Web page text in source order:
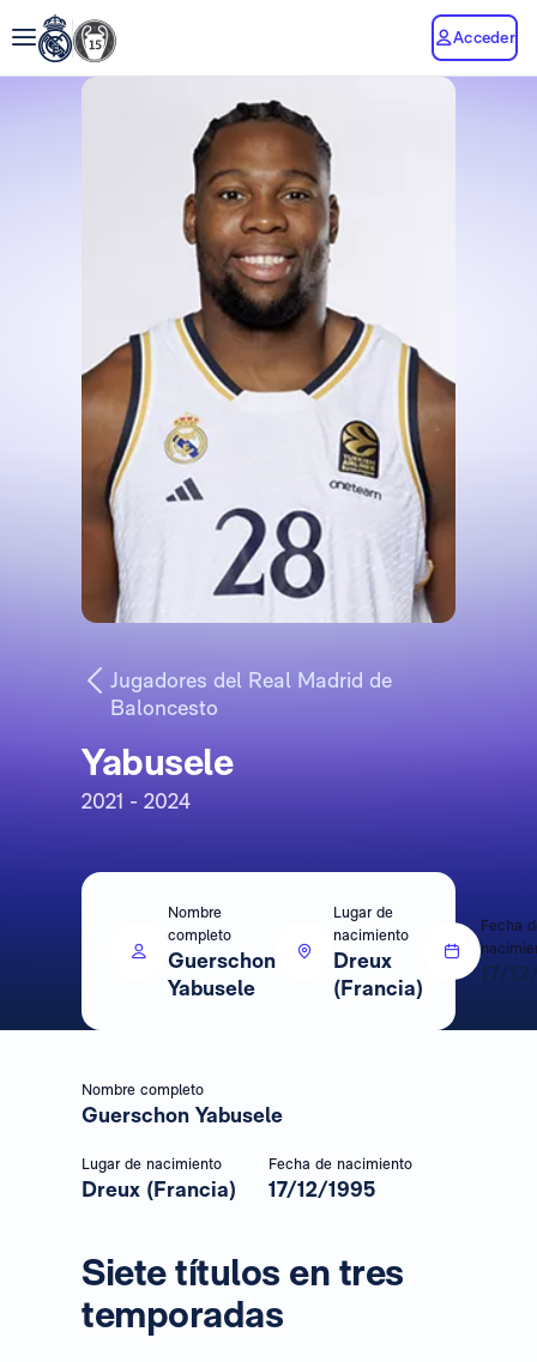
Acceder
Jugadores del Real Madrid de
Baloncesto
Yabusele
2021 - 2024
Nombre
completo
Guerschon
Yabusele
Lugar de
nacimiento
Dreux
(Francia)
Fecha
17/
Nombre completo
Guerschon Yabusele
Lugar de nacimiento
Dreux (Francia)
Fecha de nacimiento
17/12/1995
Siete títulos en tres
temporadas